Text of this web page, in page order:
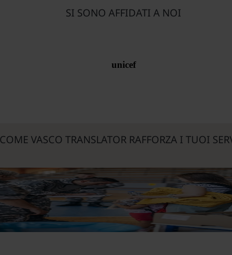
SI SONO AFFIDATI A NOI
unicef
COME VASCO TRANSLATOR RAFFORZA I TUOI